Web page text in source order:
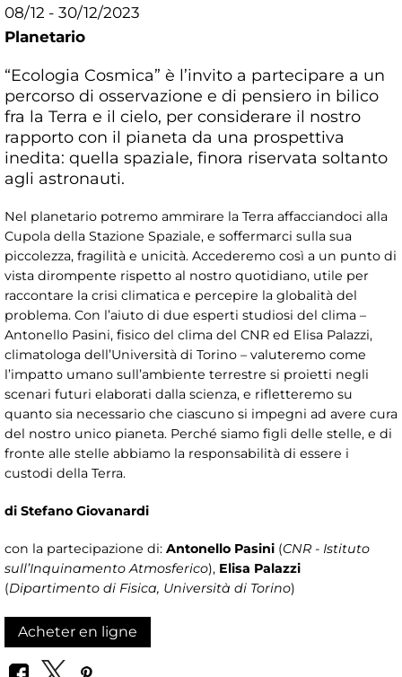
08/12 - 30/12/2023
Planetario
“Ecologia Cosmica” è l’invito a partecipare a un
percorso di osservazione e di pensiero in bilico
fra la Terra e il cielo, per considerare il nostro
rapporto con il pianeta da una prospettiva
inedita: quella spaziale, finora riservata soltanto
agli astronauti.
Nel planetario potremo ammirare la Terra affacciandoci alla
Cupola della Stazione Spaziale, e soffermarci sulla sua
piccolezza, fragilità e unicità. Accederemo così a un punto di
vista dirompente rispetto al nostro quotidiano, utile per
raccontare la crisi climatica e percepire la globalità del
problema. Con l’aiuto di due esperti studiosi del clima –
Antonello Pasini, fisico del clima del CNR ed Elisa Palazzi,
climatologa dell’Università di Torino – valuteremo come
l’impatto umano sull’ambiente terrestre si proietti negli
scenari futuri elaborati dalla scienza, e rifletteremo su
quanto sia necessario che ciascuno si impegni ad avere cura
del nostro unico pianeta. Perché siamo figli delle stelle, e di
fronte alle stelle abbiamo la responsabilità di essere i
custodi della Terra.
di Stefano Giovanardi
con la partecipazione di: Antonello Pasini (CNR - Istituto
sull’Inquinamento Atmosferico), Elisa Palazzi
(Dipartimento di Fisica, Università di Torino)
Acheter en ligne